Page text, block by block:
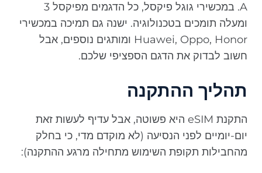
A. במכשירי גוגל פיקסל, כל הדגמים מפיקסל 3
ומעלה תומכים בטכנולוגיה. ישנה גם תמיכה במכשירי
Huawei, Oppo, Honor ומותגים נוספים, אבל
חשוב לבדוק את הדגם הספציפי שלכם.
תהליך ההתקנה
התקנת eSIM היא פשוטה, אבל עדיף לעשות זאת
יום-יומיים לפני הנסיעה (לא מוקדם מדי, כי בחלק
מהחבילות תקופת השימוש מתחילה מרגע ההתקנה):